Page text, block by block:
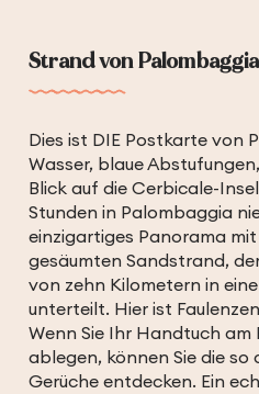
Strand von Palombaggia
Dies ist DIE Postkarte von
Wasser, blaue
Blick auf die Cerbicale-
Stunden in Palombaggia
einzigartiges Panorama
gesäumten Sandstrand,
von zehn Kilometern in
unterteilt. Hier ist
Wenn Sie Ihr Handtuch am
ablegen, können Sie die
Gerüche entdecken. Ein